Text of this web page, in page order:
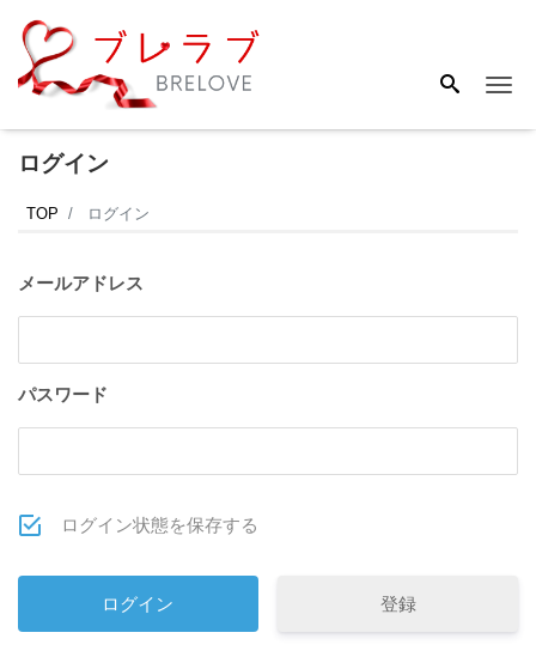
ログイン
TOP ログイン
メールアドレス
パスワード
ログイン状態を保存する
登録